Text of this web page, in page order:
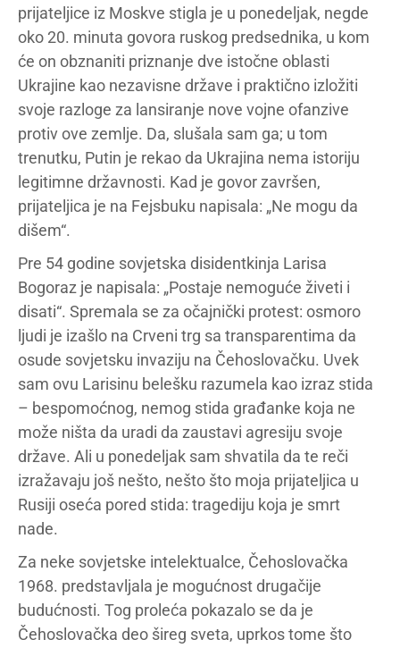
prijateljice iz Moskve stigla je u ponedeljak, negde
oko 20. minuta govora ruskog predsednika, u kom
će on obznaniti priznanje dve istočne oblasti
Ukrajine kao nezavisne države i praktično izložiti
svoje razloge za lansiranje nove vojne ofanzive
protiv ove zemlje. Da, slušala sam ga; u tom
trenutku, Putin je rekao da Ukrajina nema istoriju
legitimne državnosti. Kad je govor završen,
prijateljica je na Fejsbuku napisala: „Ne mogu da
dišem“.
Pre 54 godine sovjetska disidentkinja Larisa
Bogoraz je napisala: „Postaje nemoguće živeti i
disati“. Spremala se za očajnički protest: osmoro
ljudi je izašlo na Crveni trg sa transparentima da
osude sovjetsku invaziju na Čehoslovačku. Uvek
sam ovu Larisinu belešku razumela kao izraz stida
– bespomoćnog, nemog stida građanke koja ne
može ništa da uradi da zaustavi agresiju svoje
države. Ali u ponedeljak sam shvatila da te reči
izražavaju još nešto, nešto što moja prijateljica u
Rusiji oseća pored stida: tragediju koja je smrt
nade.
Za neke sovjetske intelektualce, Čehoslovačka
1968. predstavljala je mogućnost drugačije
budućnosti. Tog proleća pokazalo se da je
Čehoslovačka deo šireg sveta, uprkos tome što